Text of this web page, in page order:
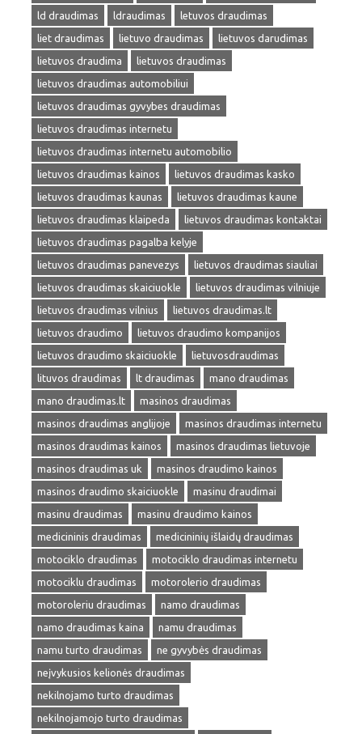
ld draudimas
ldraudimas
letuvos draudimas
liet draudimas
lietuvo draudimas
lietuvos darudimas
lietuvos draudima
lietuvos draudimas
lietuvos draudimas automobiliui
lietuvos draudimas gyvybes draudimas
lietuvos draudimas internetu
lietuvos draudimas internetu automobilio
lietuvos draudimas kainos
lietuvos draudimas kasko
lietuvos draudimas kaunas
lietuvos draudimas kaune
lietuvos draudimas klaipeda
lietuvos draudimas kontaktai
lietuvos draudimas pagalba kelyje
lietuvos draudimas panevezys
lietuvos draudimas siauliai
lietuvos draudimas skaiciuokle
lietuvos draudimas vilniuje
lietuvos draudimas vilnius
lietuvos draudimas.lt
lietuvos draudimo
lietuvos draudimo kompanijos
lietuvos draudimo skaiciuokle
lietuvosdraudimas
lituvos draudimas
lt draudimas
mano draudimas
mano draudimas.lt
masinos draudimas
masinos draudimas anglijoje
masinos draudimas internetu
masinos draudimas kainos
masinos draudimas lietuvoje
masinos draudimas uk
masinos draudimo kainos
masinos draudimo skaiciuokle
masinu draudimai
masinu draudimas
masinu draudimo kainos
medicininis draudimas
medicininių išlaidų draudimas
motociklo draudimas
motociklo draudimas internetu
motociklu draudimas
motorolerio draudimas
motoroleriu draudimas
namo draudimas
namo draudimas kaina
namu draudimas
namu turto draudimas
ne gyvybės draudimas
neįvykusios kelionės draudimas
nekilnojamo turto draudimas
nekilnojamojo turto draudimas